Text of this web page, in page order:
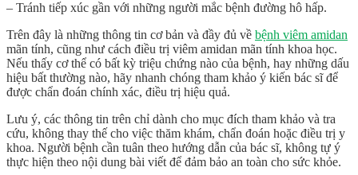
– Tránh tiếp xúc gần với những người mắc bệnh đường hô hấp.
Trên đây là những thông tin cơ bản và đầy đủ về bệnh viêm amidan
mãn tính, cũng như cách điều trị viêm amidan mãn tính khoa học.
Nếu thấy cơ thể có bất kỳ triệu chứng nào của bệnh, hay những dấu
hiệu bất thường nào, hãy nhanh chóng tham khảo ý kiến bác sĩ để
được chẩn đoán chính xác, điều trị hiệu quả.
Lưu ý, các thông tin trên chỉ dành cho mục đích tham khảo và tra
cứu, không thay thế cho việc thăm khám, chẩn đoán hoặc điều trị y
khoa. Người bệnh cần tuân theo hướng dẫn của bác sĩ, không tự ý
thực hiện theo nội dung bài viết để đảm bảo an toàn cho sức khỏe.